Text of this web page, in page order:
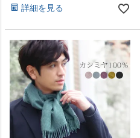
詳細を見る